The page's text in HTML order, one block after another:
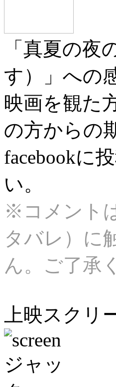
「真夏の
す）」への
映画を観た
の方からの
facebookに
い。
※コメント
タバレ）に
ん。ご了承
上映スクリ